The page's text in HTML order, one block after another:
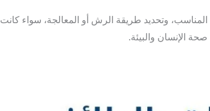
وتحديد طريقة الرش أو المعالجة، سواء كانت
الإنسان والبيئة.